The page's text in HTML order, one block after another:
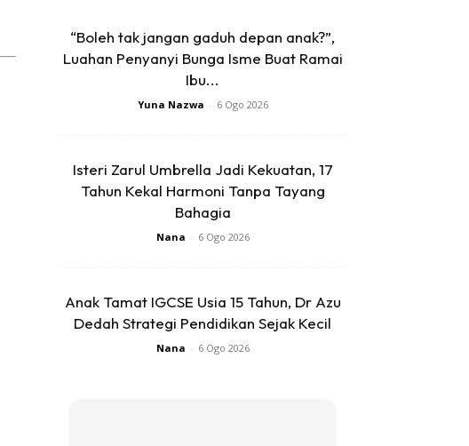
“Boleh tak jangan gaduh depan anak?”,
Luahan Penyanyi Bunga Isme Buat Ramai
Ibu...
Yuna Nazwa - 6 Ogo 2026
Isteri Zarul Umbrella Jadi Kekuatan, 17
Tahun Kekal Harmoni Tanpa Tayang
Bahagia
Nana - 6 Ogo 2026
Anak Tamat IGCSE Usia 15 Tahun, Dr Azu
Dedah Strategi Pendidikan Sejak Kecil
Nana - 6 Ogo 2026